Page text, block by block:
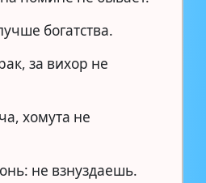
богатства.
за вихор не
хомута не
не взнуздаешь.